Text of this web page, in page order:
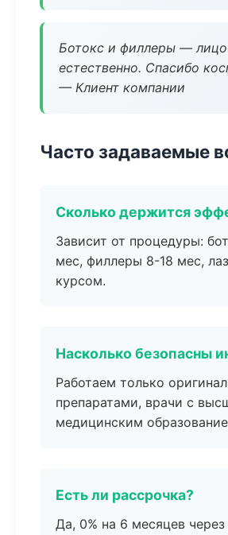
Ботокс и филлеры —
естественно. Спасибо
— Клиент компании
Часто задаваемые
Сколько держится
Зависит от процедуры:
мес, филлеры 8-18 мес,
курсом.
Насколько безопасны
Работаем только
препаратами, врачи с
медицинским
Есть ли рассрочка?
Да, 0% на 6 месяцев